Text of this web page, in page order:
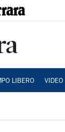
LIBERO VIDEO